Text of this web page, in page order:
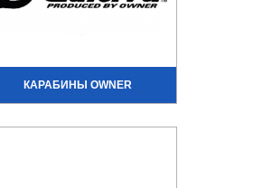
КАРАБИНЫ OWNER